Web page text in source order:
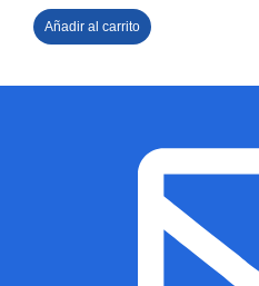
Añadir al carrito